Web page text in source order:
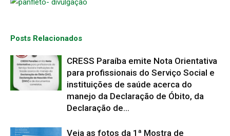
Posts Relacionados
CRESS Paraíba emite Nota Orientativa
para profissionais do Serviço Social e
instituições de saúde acerca do
manejo da Declaração de Óbito, da
Declaração de...
Veja as fotos da 1ª Mostra de